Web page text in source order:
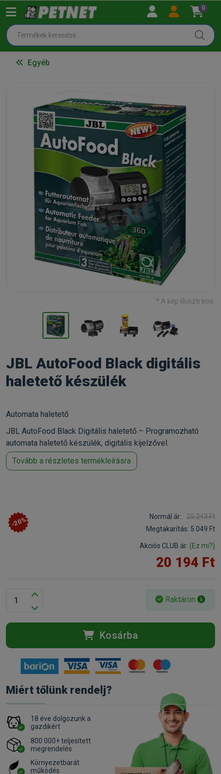
0
Egyéb
* A kép illusztráció.
JBL AutoFood Black digitális
haletető készülék
Automata haletető
JBL AutoFood Black Digitális haletető – Programozható
automata haletető készülék, digitális kijelzővel.
Tovább a részletes termékleírásra
-20% Normál ár:
25 243 Ft
Megtakarítás: 5 049 Ft
Akciós CLUB ár: (Ez mi?)
20 194 Ft
Raktáron
Kosárba
Miért tőlünk rendelj?
18 éve dolgozunk a
gazdikért
800 000+ teljesített
megrendelés
Környezetbarát
működés